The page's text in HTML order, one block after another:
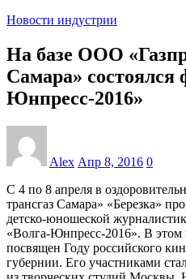
Новости индустрии
На базе ООО
Самара» состоялся
Юнпресс-2016»
Alex Апр 8, 2016 0
С 4 по 8 апреля в
трансгаз Самара» «Березка»
детско-юношеской
«Волга-Юнпресс-2016». В
посвящен Году российского
губернии. Его участниками